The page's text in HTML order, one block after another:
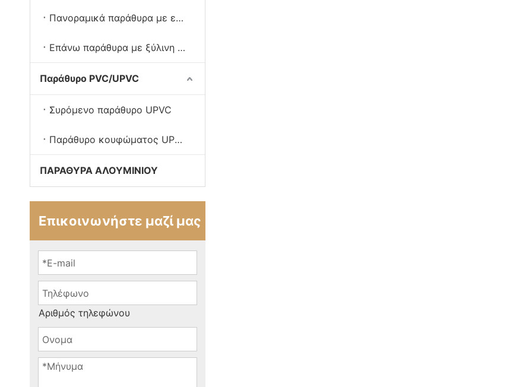
Πανοραμικά παράθυρα με επένδυση αλουμινίου
Επάνω παράθυρα με ξύλινη αψίδα
Παράθυρο PVC/UPVC
Συρόμενο παράθυρο UPVC
Παράθυρο κουφώματος UPVC
ΠΑΡΑΘΥΡΑ ΑΛΟΥΜΙΝΙΟΥ
Επικοινωνήστε μαζί μας
Αριθμός τηλεφώνου